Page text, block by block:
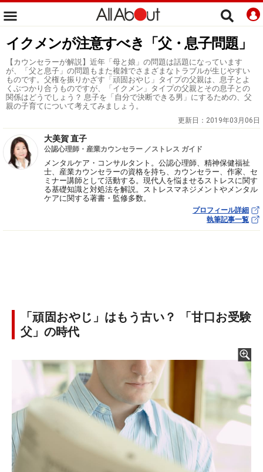
イクメンが注意すべき「父・息子問題」
【カウンセラーが解説】近年「母と娘」の問題は話題になっています
が、「父と息子」の問題もまた複雑でさまざまなトラブルが生じやすい
ものです。父権を振りかざす「頑固おやじ」タイプの父親は、息子とよ
くぶつかり合うものですが、「イクメン」タイプの父親とその息子との
関係はどうでしょう？ 息子を「自分で決断できる男」にするための、父
親の子育てについて考えてみましょう。
更新日： 2019年03月06日
大美賀 直子
公認心理師・産業カウンセラー ／ストレス ガイド
メンタルケア・コンサルタント。公認心理師、精神保健福祉
士、産業カウンセラーの資格を持ち、カウンセラー、作家、セ
ミナー講師として活動する。現代人を悩ませるストレスに関す
る基礎知識と対処法を解説。ストレスマネジメントやメンタル
ケアに関する著書・監修多数。
プロフィール詳細
執筆記事一覧
「頑固おやじ」はもう古い？ 「甘口お受験
父」の時代